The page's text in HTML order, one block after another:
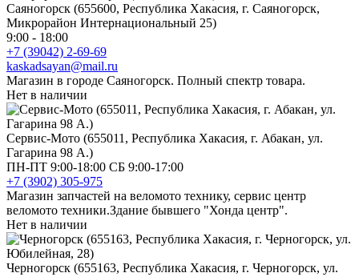
Саяногорск (655600, Республика Хакасия, г. Саяногорск,
Микрорайон Интернациональный 25)
9:00 - 18:00
+7 (39042) 2-69-69
kaskadsayan@mail.ru
Магазин в городе Саяногорск. Полный спектр товара.
Нет в наличии
Сервис-Мото (655011, Республика Хакасия, г. Абакан, ул.
Гагарина 98 А.)
ПН-ПТ 9:00-18:00 СБ 9:00-17:00
+7 (3902) 305-975
Магазин запчастей на веломото технику, сервис центр
веломото техники.Здание бывшего "Хонда центр".
Нет в наличии
Черногорск (655163, Республика Хакасия, г. Черногорск, ул.